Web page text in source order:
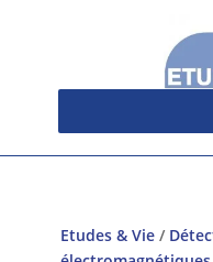
Etudes & Vie/